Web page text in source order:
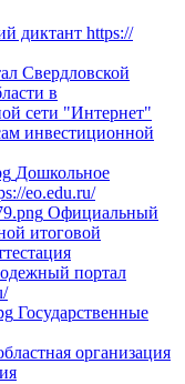
диктант https://
Свердловской
в
сети "Интернет"
инвестиционной
Дошкольное
eo.edu.ru/
Официальный
итоговой
портал
Государственные
организация